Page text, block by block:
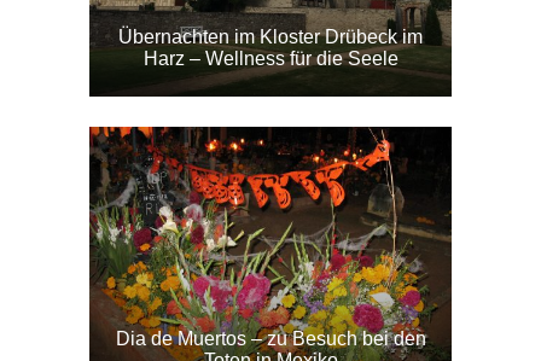
Übernachten im Kloster Drübeck im
Harz – Wellness für die Seele
Dia de Muertos – zu Besuch bei den